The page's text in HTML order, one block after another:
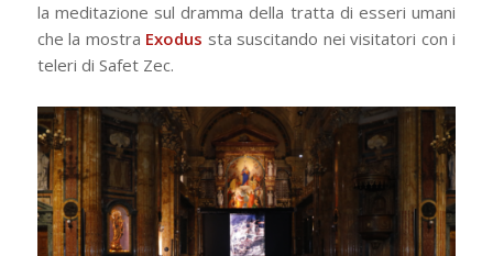
la meditazione sul dramma della tratta di esseri umani
che la mostra Exodus sta suscitando nei visitatori con i
teleri di Safet Zec.